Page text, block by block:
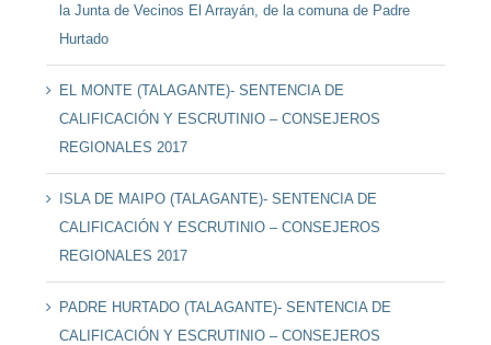
la Junta de Vecinos El Arrayán, de la comuna de Padre
Hurtado
EL MONTE (TALAGANTE)- SENTENCIA DE
CALIFICACIÓN Y ESCRUTINIO – CONSEJEROS
REGIONALES 2017
ISLA DE MAIPO (TALAGANTE)- SENTENCIA DE
CALIFICACIÓN Y ESCRUTINIO – CONSEJEROS
REGIONALES 2017
PADRE HURTADO (TALAGANTE)- SENTENCIA DE
CALIFICACIÓN Y ESCRUTINIO – CONSEJEROS